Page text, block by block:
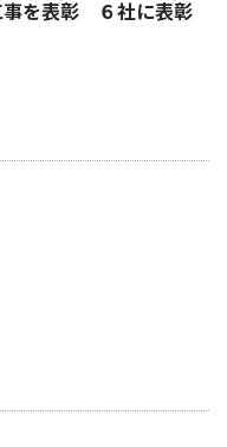
を表彰 ６社に表彰